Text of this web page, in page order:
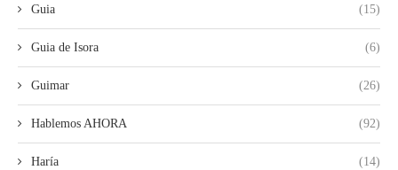
Guia (15)
Guia de Isora (6)
Guimar (26)
Hablemos AHORA (92)
Haría (14)